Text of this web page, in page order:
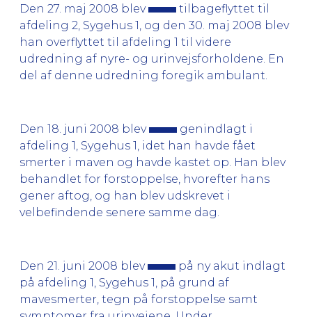
Den 27. maj 2008 blev
tilbageflyttet til
afdeling 2, Sygehus 1, og den 30. maj 2008 blev
han overflyttet til afdeling 1 til videre
udredning af nyre- og urinvejsforholdene. En
del af denne udredning foregik ambulant.
Den 18. juni 2008 blev
genindlagt i
afdeling 1, Sygehus 1, idet han havde fået
smerter i maven og havde kastet op. Han blev
behandlet for forstoppelse, hvorefter hans
gener aftog, og han blev udskrevet i
velbefindende senere samme dag.
Den 21. juni 2008 blev
på ny akut indlagt
på afdeling 1, Sygehus 1, på grund af
mavesmerter, tegn på forstoppelse samt